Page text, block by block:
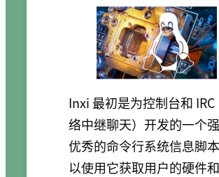
Inxi 最初是为控制台和 IRC
络中继聊天）开发的一个
优秀的命令行系统信息脚
以使用它获取用户的硬件